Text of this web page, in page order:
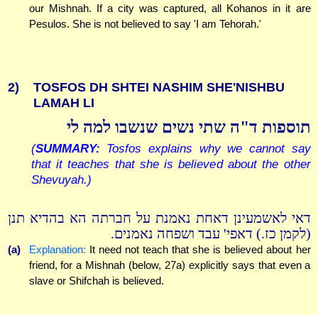
our Mishnah. If a city was captured, all Kohanos in it are
Pesulos. She is not believed to say 'I am Tehorah.'
2)
TOSFOS DH SHTEI NASHIM SHE'NISHBU
LAMAH LI
תוספות ד"ה שתי נשים שנשבו למה לי
(SUMMARY: Tosfos explains why we cannot say
that it teaches that she is believed about the other
Shevuyah.)
דאי לאשמעינן דאחת נאמנת על חברתה הא בהדיא תנן
(לקמן כז.) דאפי' עבד ושפחה נאמנים.
(a) Explanation: It need not teach that she is believed about her
friend, for a Mishnah (below, 27a) explicitly says that even a
slave or Shifchah is believed.